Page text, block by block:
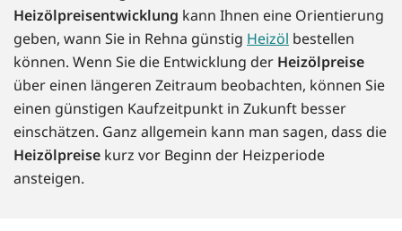
Heizölpreisentwicklung kann Ihnen eine Orientierung
geben, wann Sie in Rehna günstig Heizöl bestellen
können. Wenn Sie die Entwicklung der Heizölpreise
über einen längeren Zeitraum beobachten, können Sie
einen günstigen Kaufzeitpunkt in Zukunft besser
einschätzen. Ganz allgemein kann man sagen, dass die
Heizölpreise kurz vor Beginn der Heizperiode
ansteigen.